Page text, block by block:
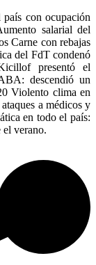
país con ocupación
salarial del
Carne con rebajas
del FdT condenó
presentó el
descendió un
Violento clima en
a médicos y
en todo el país:
el verano.